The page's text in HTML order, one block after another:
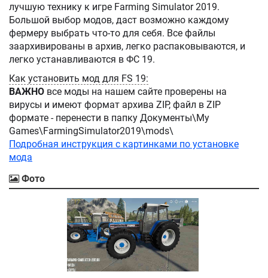
лучшую технику к игре Farming Simulator 2019.
Большой выбор модов, даст возможно каждому
фермеру выбрать что-то для себя. Все файлы
заархивированы в архив, легко распаковываются, и
легко устанавливаются в ФС 19.
Как установить мод для FS 19:
ВАЖНО все моды на нашем сайте проверены на
вирусы и имеют формат архива ZIP, файл в ZIP
формате - перенести в папку Документы\My
Games\FarmingSimulator2019\mods\
Подробная инструкция с картинками по установке
мода
Фото